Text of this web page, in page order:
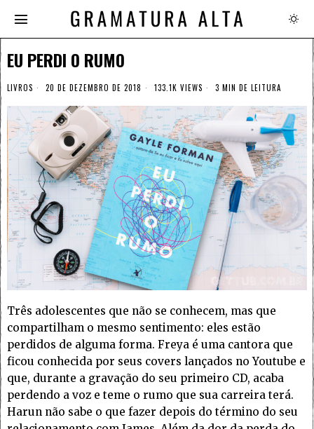
EU PERDI O RUMO
LIVROS 20 DE DEZEMBRO DE 2018 133.1K VIEWS 3 MIN DE LEITURA
Três adolescentes que não se conhecem, mas que
compartilham o mesmo sentimento: eles estão
perdidos de alguma forma. Freya é uma cantora que
ficou conhecida por seus covers lançados no Youtube e
que, durante a gravação do seu primeiro CD, acaba
perdendo a voz e teme o rumo que sua carreira terá.
Harun não sabe o que fazer depois do término do seu